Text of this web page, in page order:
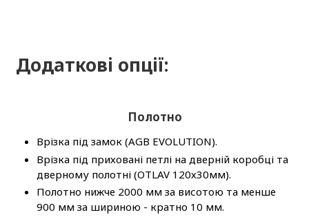
Додаткові опції:
Полотно
Врізка під замок (AGB EVOLUTION).
Врізка під приховані петлі на дверній коробці та
дверному полотні (OTLAV 120х30мм).
Полотно нижче 2000 мм за висотою та менше
900 мм за шириною - кратно 10 мм.